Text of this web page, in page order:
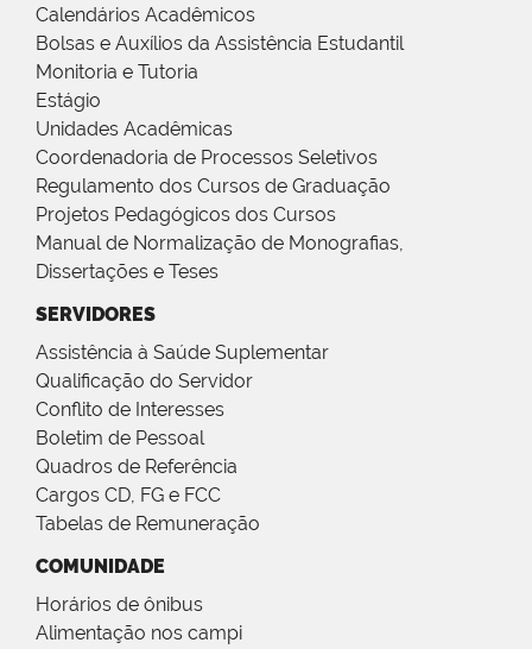
Calendários Acadêmicos
Bolsas e Auxílios da Assistência Estudantil
Monitoria e Tutoria
Estágio
Unidades Acadêmicas
Coordenadoria de Processos Seletivos
Regulamento dos Cursos de Graduação
Projetos Pedagógicos dos Cursos
Manual de Normalização de Monografias,
Dissertações e Teses
SERVIDORES
Assistência à Saúde Suplementar
Qualificação do Servidor
Conflito de Interesses
Boletim de Pessoal
Quadros de Referência
Cargos CD, FG e FCC
Tabelas de Remuneração
COMUNIDADE
Horários de ônibus
Alimentação nos campi